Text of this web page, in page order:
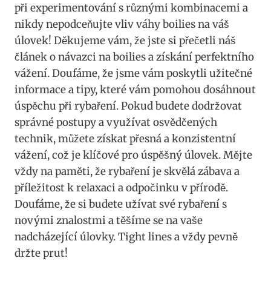
při experimentování ⁣s různými kombinacemi a
nikdy⁢ nepodceňujte vliv váhy boilies na váš
‌úlovek! Děkujeme vám,‌ že jste ‌si přečetli náš
článek o návazci na​ boilies a získání⁣ perfektního
vážení. ‌Doufáme, že jsme vám poskytli užitečné
informace ⁢a tipy,‍ které vám ‍pomohou dosáhnout
úspěchu při rybaření. Pokud budete dodržovat
správné postupy a‍ využívat‍ osvědčených
technik, můžete získat ​přesná ⁤a‌ konzistentní
⁣vážení, což je klíčové pro úspěšný úlovek. Mějte
vždy‌ na paměti, ⁢že rybaření je skvělá zábava​ a⁢
příležitost​ k relaxaci a odpočinku v přírodě.
Doufáme, že si budete užívat své rybaření ‌s
⁢novými⁤ znalostmi ⁢a těšíme se ⁢na ⁢vaše
nadcházející ⁤úlovky. Tight⁢ lines a vždy pevně
držte prut!